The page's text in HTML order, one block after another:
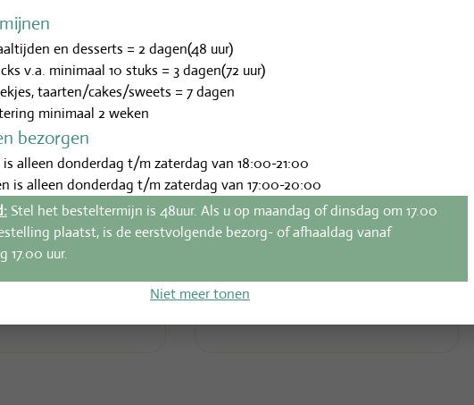
(500ml)
Maaltijdboxen
Vegetarische box (2 pers.)
en desserts = 2 dagen(48 uur)
v.a. minimaal 10 stuks = 3 dagen(72 uur)
taarten/cakes/sweets = 7 dagen
minimaal 2 weken
bezorgen
alleen donderdag t/m zaterdag van 18:00-21:00
is alleen donderdag t/m zaterdag van 17:00-20:00
Stel het besteltermijn is 48uur. Als u op maandag of dinsdag om 17.00
plaatst, is de eerstvolgende bezorg- of afhaaldag vanaf
17.00 uur.
Niet meer tonen